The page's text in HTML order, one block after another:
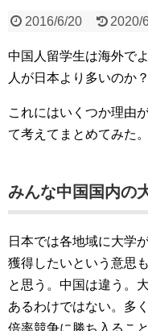
2016/6/20 2020/
中国人留学生は海外で
人が日本より多いのか？
これにはいくつか理由
て考えてまとめてみた。
みんな中国国内の
日本では各地域に大学
獲得したいという意思
と思う。中国は違う。
あるわけではない。多
倍率競争に勝ち入るこ